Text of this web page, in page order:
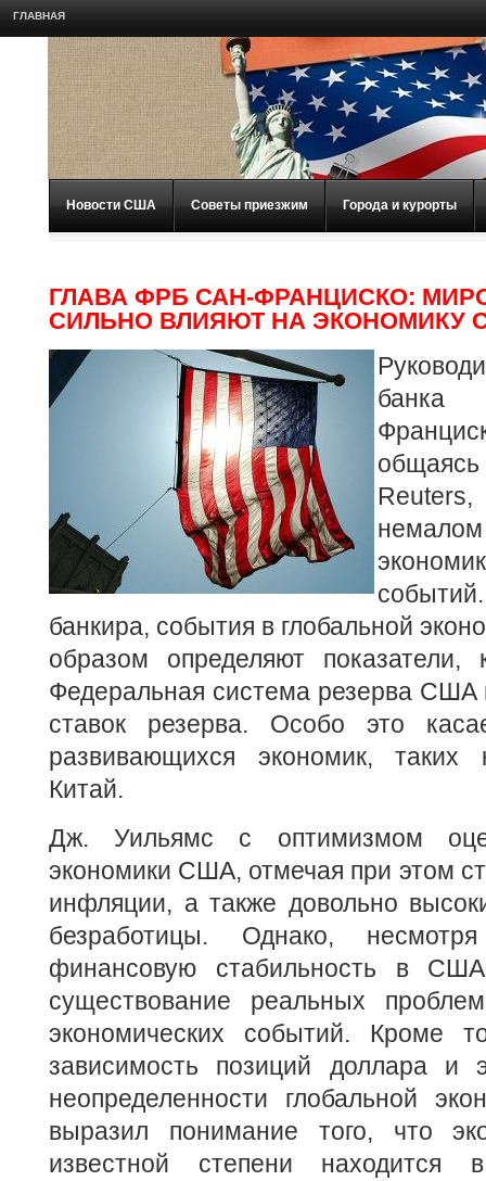
ГЛАВНАЯ
Новости США Советы приезжим Города и курорты
ГЛАВА ФРБ САН-ФРАНЦИСКО:
СИЛЬНО ВЛИЯЮТ НА ЭКОНОМИКУ
банкира, события в глобальной
образом определяют показатели,
Федеральная система резерва США
ставок резерва. Особо это
развивающихся экономик,
Китай.
Дж. Уильямс с оптимизмом
экономики США, отмечая при этом
инфляции, а также довольно
безработицы. Однако,
финансовую стабильность в
существование реальных
экономических событий. Кроме
зависимость позиций доллара
неопределенности глобальной
выразил понимание того, что
известной степени находится